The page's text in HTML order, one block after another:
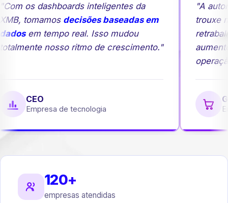
os dashboards inteligentes da
tomamosdecisões baseadas em
em tempo real. Isso mudou
nosso ritmo de crescimento."
CEO
Empresa de tecnologia
"A
trouxe
120+
empresas atendidas